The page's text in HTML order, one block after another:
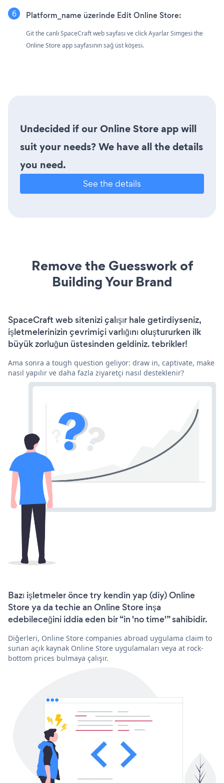
Platform_name üzerinde Edit Online Store:
Git the canlı SpaceCraft web sayfası ve click Ayarlar Simgesi the
Online Store app sayfasının sağ üst köşesi.
Undecided if our Online Store app will
suit your needs? We have all the details
you need.
See the details
Remove the Guesswork of
Building Your Brand
SpaceCraft web sitenizi çalışır hale getirdiyseniz,
işletmelerinizin çevrimiçi varlığını oluştururken ilk
büyük zorluğun üstesinden geldiniz. tebrikler!
Ama sonra a tough question geliyor: draw in, captivate, make
nasıl yapılır ve daha fazla ziyaretçi nasıl desteklenir?
Bazı işletmeler önce try kendin yap (diy) Online
Store ya da techie an Online Store inşa
edebileceğini iddia eden bir “in 'no time'” sahibidir.
Diğerleri, Online Store companies abroad uygulama claim to
sunan açık kaynak Online Store uygulamaları veya at rock-
bottom prices bulmaya çalışır.